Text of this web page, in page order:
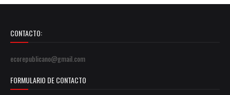
CONTACTO:
ecorepublicano@gmail.com
FORMULARIO DE CONTACTO